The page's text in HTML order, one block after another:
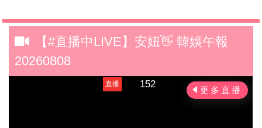
【#直播中LIVE】安妞👋 韓娛午報
20260808